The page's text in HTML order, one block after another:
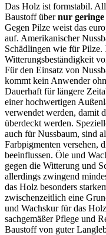
Das Holz ist formstabil.
Baustoff übernur geringe
Gegen Pilze weist das
auf. Amerikanischer
Schädlingen wie für Pilze.
Witterungsbeständigkeit
Für den Einsatz von
kommt kein Anwender
Dauerhaft für längere
einer hochwertigen
verwendet werden, damit
überdeckt werden.
auch für Nussbaum, sind
Farbpigmenten versehen,
beeinflussen. Öle und
gegen die Witterung und
allerdings zwingend
das Holz besonders
zwischenzeitlich eine
und Wachskur für das
sachgemäßer Pflege und
Baustoff von guter